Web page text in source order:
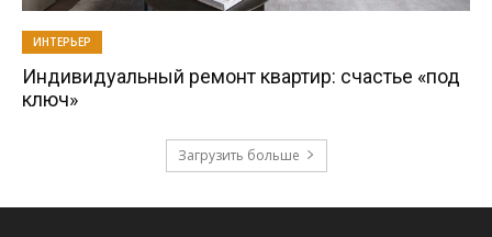
ИНТЕРЬЕР
Индивидуальный ремонт квартир: счастье «под
ключ»
Загрузить больше